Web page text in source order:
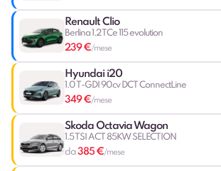
Renault Clio
Berlina 1.2 TCe 115 evolution
239 €/mese
Hyundai i20
1.0 T-GDI 90cv DCT ConnectLine
349 €/mese
Skoda Octavia Wagon
1.5 TSI ACT 85KW SELECTION
da385 €/mese